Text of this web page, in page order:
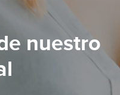
nuestro